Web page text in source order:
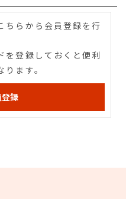
ちらから会員登録を行
を登録しておくと便利
ます。